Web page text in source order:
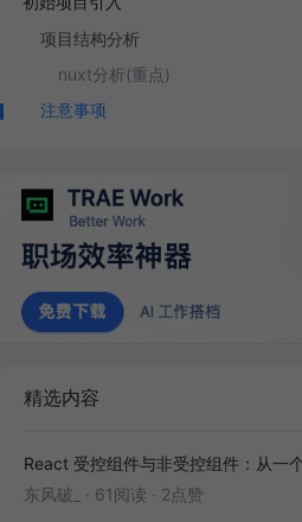
项目结构分析
nuxt分析(重点)
注意事项
精选内容
React 受控组件与非受控组件：从一
东风破_
· 61阅读 · 2点赞